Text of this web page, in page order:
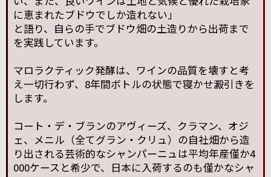
に恵まれたブドウでしか造れない」
と語り、自らの手でブドウ畑の土造りから出荷まで
を実践しています。
マロラクティック発酵は、ワインの品質を壊すと考
え一切行わず、8年間ボトルの状態で寝かせ澱引きを
します。
コート・デ・ブランのアヴィーズ、クラマン、オジ
ェ、メニル（全てグラン・クリュ）の自社畑から造
り出される芸術的なシャンパーニュは平均年産僅か4
000ケースと希少で、日本に入荷するのも僅かなシャ